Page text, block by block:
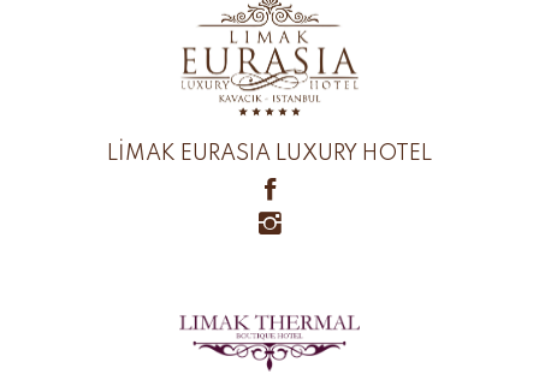
LİMAK EURASIA LUXURY HOTEL